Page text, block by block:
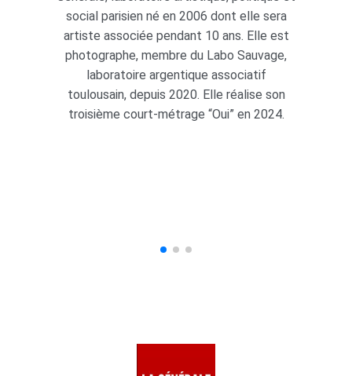
social parisien né en 2006 dont elle sera
artiste associée pendant 10 ans. Elle est
photographe, membre du Labo Sauvage,
laboratoire argentique associatif
toulousain, depuis 2020. Elle réalise son
troisième court-métrage “Oui” en 2024.